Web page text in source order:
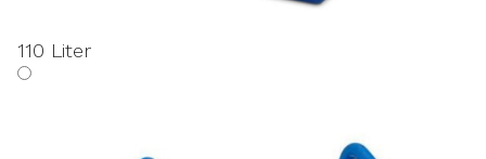
110 Liter